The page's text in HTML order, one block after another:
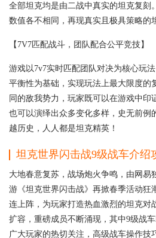
全部坦克均是由二战中真实的坦克复刻
数值各不相同，再现真实且极具策略的
【7V7匹配战斗，团队配合公平竞技】
游戏以7v7实时匹配团队对决为核心玩
平衡性为基础，实现玩法上最大限度的
同的敌我势力，玩家既可以在游戏中印
也可以演绎出众多变化多样，史无前例
越历史，人人都是坦克精英！
坦克世界闪击战9级战车介绍
大地春意复苏，战场炮火争鸣，由网易
游《坦克世界闪击战》再掀春季活动狂
连上阵，为玩家打造热血激烈的坦克对
扩容，重磅成员不断涌现，其中9级战
广大玩家的热切关注，高级战车操作技